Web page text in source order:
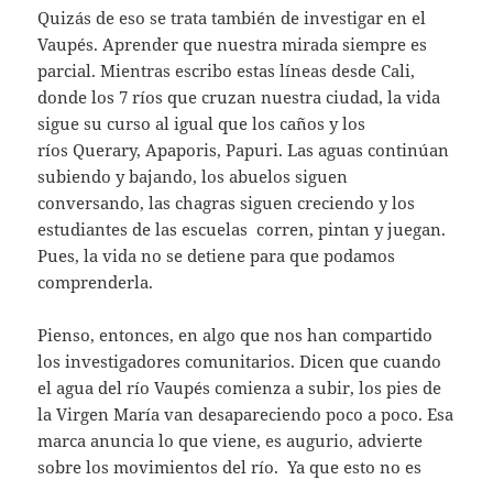
Quizás de eso se trata también de investigar en el
Vaupés. Aprender que nuestra mirada siempre es
parcial. Mientras escribo estas líneas desde Cali,
donde los 7 ríos que cruzan nuestra ciudad, la vida
sigue su curso al igual que los caños y los
ríos Querary, Apaporis, Papuri. Las aguas continúan
subiendo y bajando, los abuelos siguen
conversando, las chagras siguen creciendo y los
estudiantes de las escuelas corren, pintan y juegan.
Pues, la vida no se detiene para que podamos
comprenderla.
Pienso, entonces, en algo que nos han compartido
los investigadores comunitarios. Dicen que cuando
el agua del río Vaupés comienza a subir, los pies de
la Virgen María van desapareciendo poco a poco. Esa
marca anuncia lo que viene, es augurio, advierte
sobre los movimientos del río. Ya que esto no es